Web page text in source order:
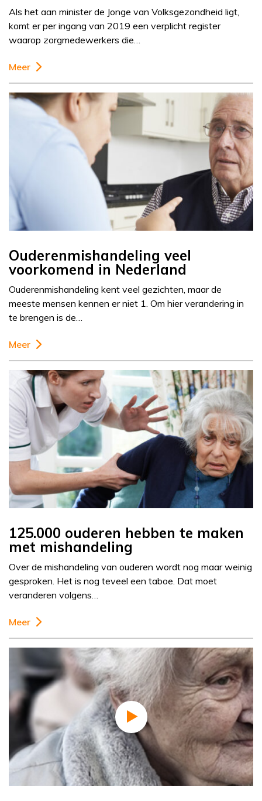
Als het aan minister de Jonge van Volksgezondheid ligt,
komt er per ingang van 2019 een verplicht register
waarop zorgmedewerkers die…
Meer
Ouderenmishandeling veel
voorkomend in Nederland
Ouderenmishandeling kent veel gezichten, maar de
meeste mensen kennen er niet 1. Om hier verandering in
te brengen is de…
Meer
125.000 ouderen hebben te maken
met mishandeling
Over de mishandeling van ouderen wordt nog maar weinig
gesproken. Het is nog teveel een taboe. Dat moet
veranderen volgens…
Meer